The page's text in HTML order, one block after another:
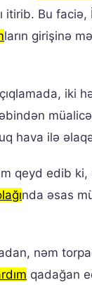
Bu faciə,
ların girişinə
iki
hava ilə
qeyd edib ki,
nda əsas
nəm
qadağan